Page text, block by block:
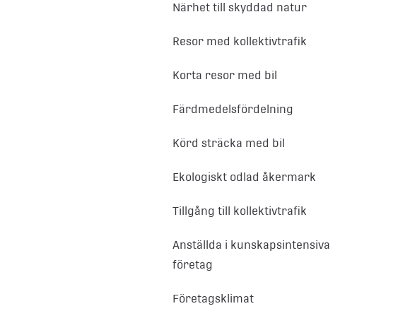
Närhet till skyddad natur
Resor med kollektivtrafik
Korta resor med bil
Färdmedelsfördelning
Körd sträcka med bil
Ekologiskt odlad åkermark
Tillgång till kollektivtrafik
Anställda i kunskapsintensiva
företag
Företagsklimat